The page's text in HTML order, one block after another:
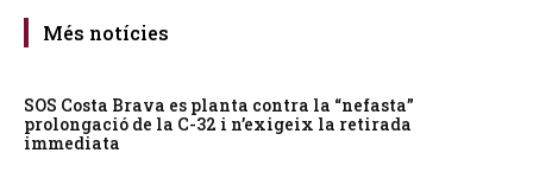
Més notícies
SOS Costa Brava es planta contra la “nefasta”
prolongació de la C-32 i n’exigeix la retirada
immediata